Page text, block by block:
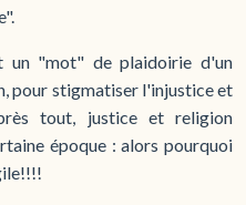
un "mot" de plaidoirie d'un
pour stigmatiser l'injustice et
tout, justice et religion
époque : alors pourquoi